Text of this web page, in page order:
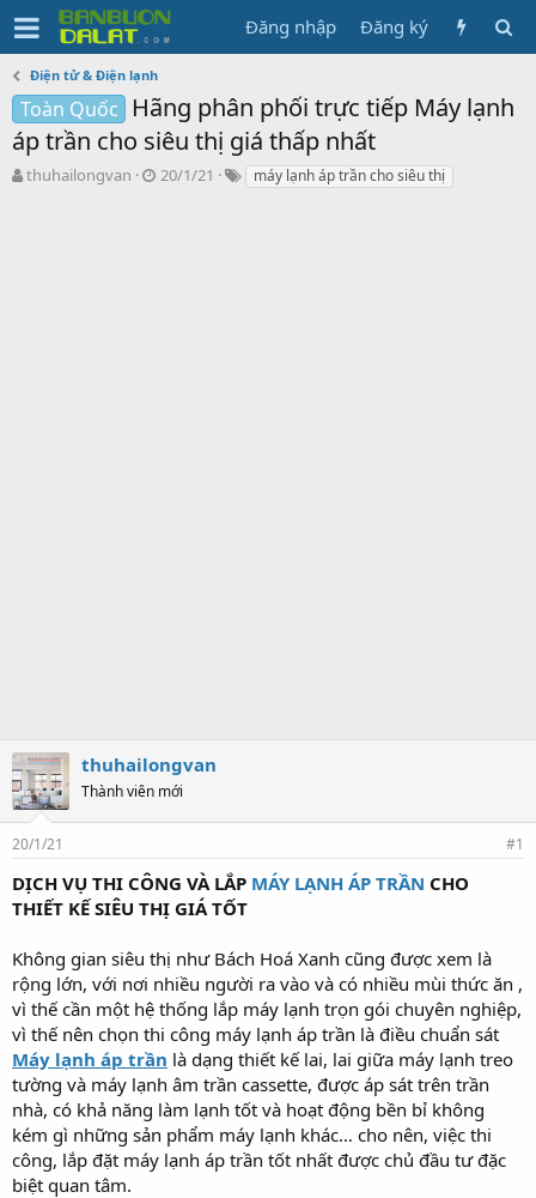
Đăng nhập Đăng ký
Điện tử & Điện lạnh
Toàn Quốc
Hãng phân phối trực tiếp Máy lạnh
áp trần cho siêu thị giá thấp nhất
N
thuhailongvan
N
20/1/21
Tmáy lạnh áp trần cho siêu thị
thuhailongvan
Thành viên mới
20/1/21 #1
DỊCH VỤ THI CÔNG VÀ LẮP MÁY LẠNH ÁP TRẦN CHO
THIẾT KẾ SIÊU THỊ GIÁ TỐT
Không gian siêu thị như Bách Hoá Xanh cũng được xem là
rộng lớn, với nơi nhiều người ra vào và có nhiều mùi thức ăn ,
vì thế cần một hệ thống lắp máy lạnh trọn gói chuyên nghiệp,
vì thế nên chọn thi công máy lạnh áp trần là điều chuẩn sát
Máy lạnh áp trần là dạng thiết kế lai, lai giữa máy lạnh treo
tường và máy lạnh âm trần cassette, được áp sát trên trần
nhà, có khả năng làm lạnh tốt và hoạt động bền bỉ không
kém gì những sản phẩm máy lạnh khác… cho nên, việc thi
công, lắp đặt máy lạnh áp trần tốt nhất được chủ đầu tư đặc
biệt quan tâm.